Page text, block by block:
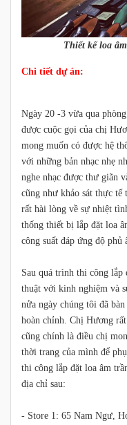
Thiết kế loa
Chi tiết dự án:
Ngày 20 -3 vừa qua
được cuộc gọi của chị
mong muốn có được hệ
với những bản nhạc nhẹ
nghe nhạc được thư giãn
cũng như khảo sát thực
rất hài lòng về sự nhiệt
thống thiết bị lắp đặt loa
công suất đáp ứng độ phủ
Sau quá trình thi công lắp
thuật với kinh nghiệm và
nửa ngày chúng tôi đã
hoàn chỉnh. Chị Hương
cũng chính là điều chị
thời trang của mình để
thi công lắp đặt loa âm
địa chỉ sau:
- Store 1: 65 Nam Ngư,